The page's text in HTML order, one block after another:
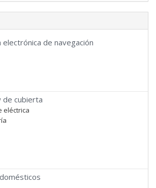
de navegación
de cubierta
eléctrica